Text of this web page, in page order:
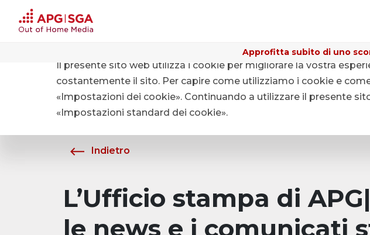
Approfitta subito di uno
Chi siamo Media
Indietro
L’Ufficio stampa di
le news e i comunicati
Il presente sito web utilizza i cookie per migliorare la vostra
costantemente il sito. Per capire come utilizziamo i cookie e
«Impostazioni dei cookie». Continuando a utilizzare il presente
«Impostazioni standard dei cookie».